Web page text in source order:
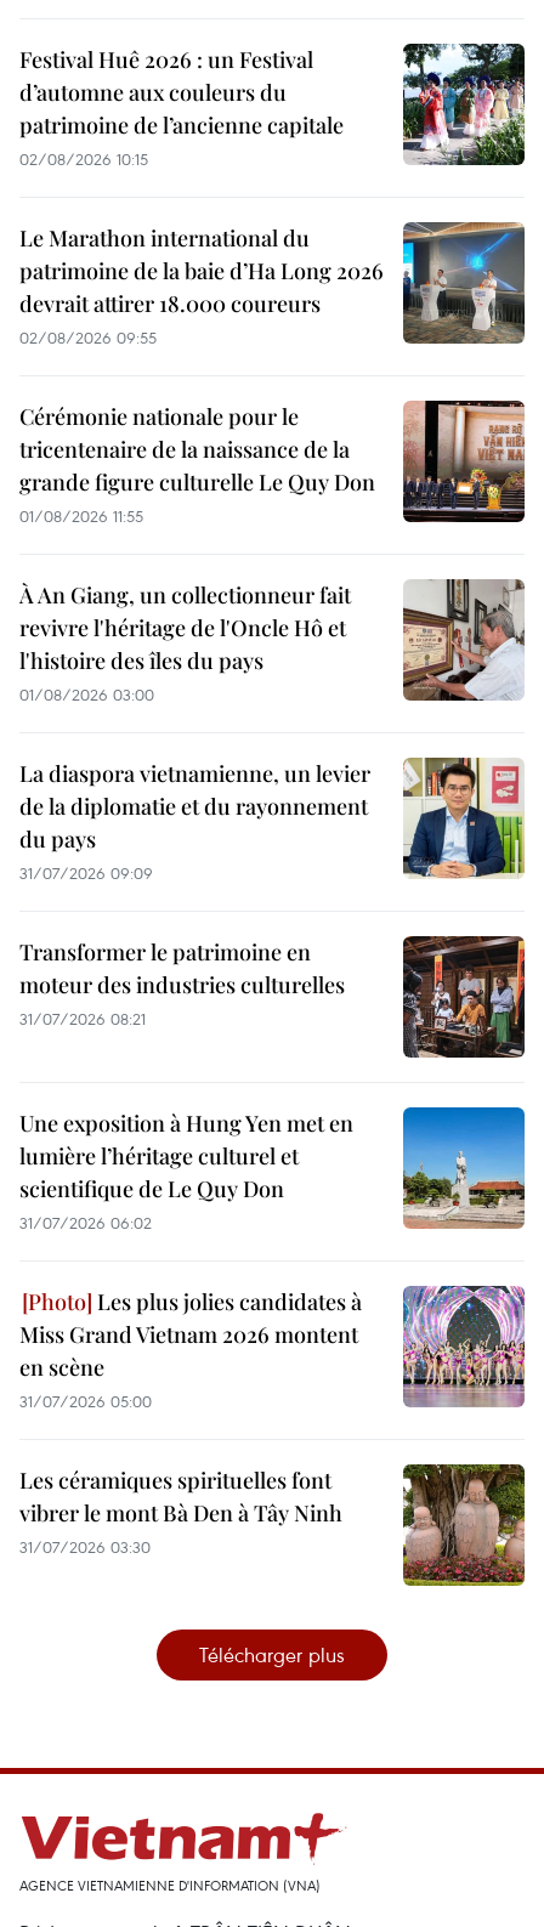
Festival Huê 2026 : un Festival
d’automne aux couleurs du
patrimoine de l’ancienne capitale
02/08/2026 10:15
Le Marathon international du
patrimoine de la baie d’Ha Long 2026
devrait attirer 18.000 coureurs
02/08/2026 09:55
Cérémonie nationale pour le
tricentenaire de la naissance de la
grande figure culturelle Le Quy Don
01/08/2026 11:55
À An Giang, un collectionneur fait
revivre l'héritage de l'Oncle Hô et
l'histoire des îles du pays
01/08/2026 03:00
La diaspora vietnamienne, un levier
de la diplomatie et du rayonnement
du pays
31/07/2026 09:09
Transformer le patrimoine en
moteur des industries culturelles
31/07/2026 08:21
Une exposition à Hung Yen met en
lumière l’héritage culturel et
scientifique de Le Quy Don
31/07/2026 06:02
Les plus jolies candidates à
Miss Grand Vietnam 2026 montent
en scène
31/07/2026 05:00
Les céramiques spirituelles font
vibrer le mont Bà Den à Tây Ninh
31/07/2026 03:30
Télécharger plus
AGENCE VIETNAMIENNE D'INFORMATION (VNA)